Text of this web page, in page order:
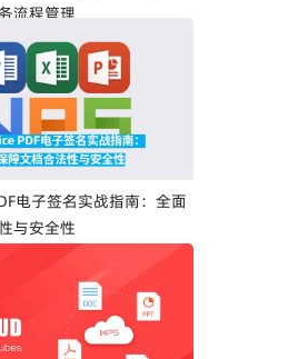
流程管理
电子签名实战指南：全面
与安全性